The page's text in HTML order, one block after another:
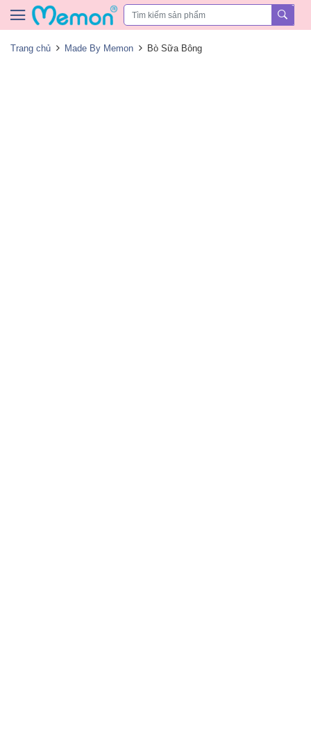
Trang chủ Made By Memon Bò Sữa Bông